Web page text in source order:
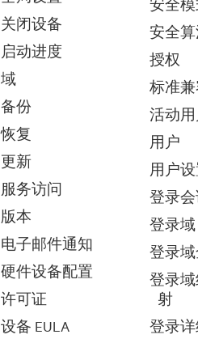
关闭设备
启动进度
域
备份
恢复
更新
服务访问
版本
电子邮件通知
硬件设备配置
许可证
设备 EULA
安全
授权
标准
活动
用户
用户
登录
登录域
登录
登录
射
登录